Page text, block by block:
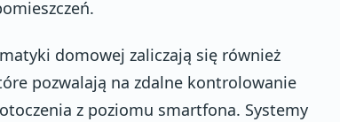
domowej zaliczają się również
pozwalają na zdalne kontrolowanie
z poziomu smartfona. Systemy